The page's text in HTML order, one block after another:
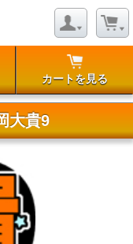
カートを見る
大貴9